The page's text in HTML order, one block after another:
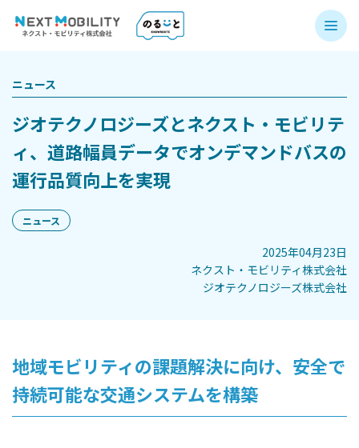
ニュース
ジオテクノロジーズとネクスト・モビリテ
ィ、道路幅員データでオンデマンドバスの
運行品質向上を実現
ニュース
2025年04月23日
ネクスト・モビリティ株式会社
ジオテクノロジーズ株式会社
地域モビリティの課題解決に向け、安全で
持続可能な交通システムを構築